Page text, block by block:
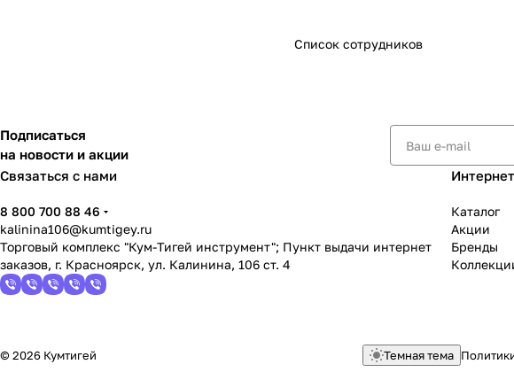
Список сотрудников
Подписаться
на новости и акции
Связаться с нами
8 800 700 88 46
kalinina106@kumtigey.ru
Торговый комплекс "Кум-Тигей инструмент"; Пункт выдачи интернет
заказов, г. Красноярск, ул. Калинина, 106 ст. 4
Каталог
Акции
Бренды
© 2026 Кумтигей Темная тема